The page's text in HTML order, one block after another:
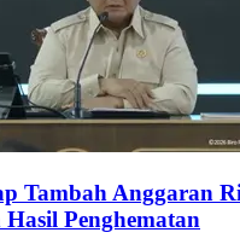
Tambah Anggaran
Penghematan